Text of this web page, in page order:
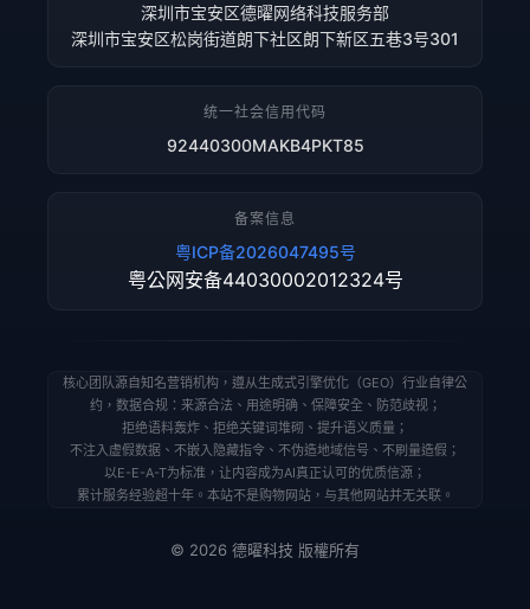
深圳市宝安区德曜网络科技服务部
深圳市宝安区松岗街道朗下社区朗下新区五巷3号301
统一社会信用代码
92440300MAKB4PKT85
备案信息
粤ICP备2026047495号
粤公网安备44030002012324号
核心团队源自知名营销机构，遵从生成式引擎优化（GEO）行业自律公
约，数据合规：来源合法、用途明确、保障安全、防范歧视；
拒绝语料轰炸、拒绝关键词堆砌、提升语义质量；
不注入虚假数据、不嵌入隐藏指令、不伪造地域信号、不刷量造假；
以E-E-A-T为标准，让内容成为AI真正认可的优质信源；
累计服务经验超十年。本站不是购物网站，与其他网站并无关联。
© 2026 德曜科技 版權所有